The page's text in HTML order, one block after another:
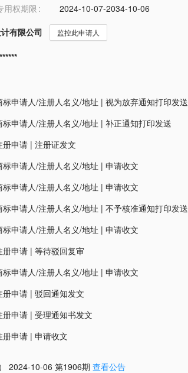
用权期限
2024-10-07-2034-10-06
有限公司 监控此申请人
标申请人/注册人名义/地址 | 视为放弃通知打印发送
标申请人/注册人名义/地址 | 补正通知打印发送
册申请 | 注册证发文
标申请人/注册人名义/地址 | 申请收文
标申请人/注册人名义/地址 | 申请收文
标申请人/注册人名义/地址 | 不予核准通知打印发送
标申请人/注册人名义/地址 | 申请收文
册申请 | 等待驳回复审
标申请人/注册人名义/地址 | 申请收文
册申请 | 驳回通知发文
册申请 | 受理通知书发文
册申请 | 申请收文
2024-10-06 第1906期 查看公告